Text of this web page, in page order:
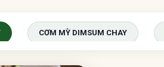
CƠM MỲ DIMSUM CHAY